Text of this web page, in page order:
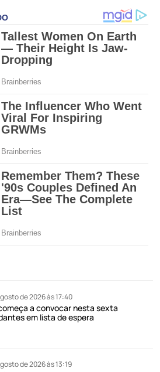
de 2026 às 17:40
a convocar nesta sexta
em lista de espera
de 2026 às 13:19